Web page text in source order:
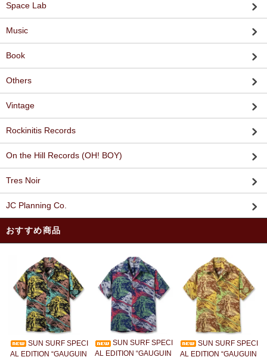
Space Lab
Music
Book
Others
Vintage
Rockinitis Records
On the Hill Records (OH! BOY)
Tres Noir
JC Planning Co.
おすすめ商品
SUN SURF SPECI
AL EDITION “GAUGUIN
SUN SURF SPECI
AL EDITION “GAUGUIN
SUN SURF SPECI
AL EDITION “GAUGUIN